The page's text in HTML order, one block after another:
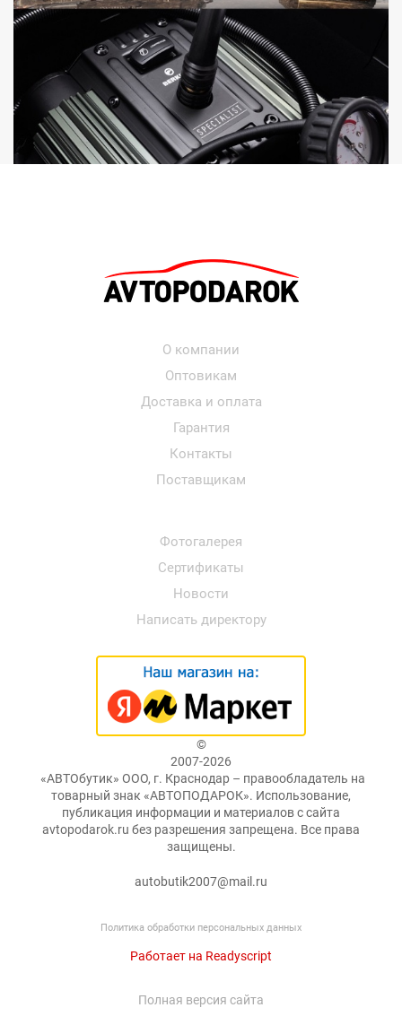
О компании
Оптовикам
Доставка и оплата
Гарантия
Контакты
Поставщикам
Фотогалерея
Сертификаты
Новости
Написать директору
©
2007-2026
«АВТОбутик» ООО, г. Краснодар – правообладатель на
товарный знак «АВТОПОДАРОК». Использование,
публикация информации и материалов с сайта
avtopodarok.ru без разрешения запрещена. Все права
защищены.
autobutik2007@mail.ru
Политика обработки персональных данных
Работает на Readyscript
Полная версия сайта